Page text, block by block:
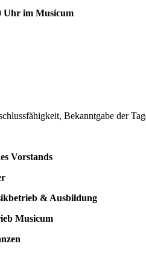
Uhr im Musicum
Bekanntgabe der
Vorstands
& Ausbildung
Musicum